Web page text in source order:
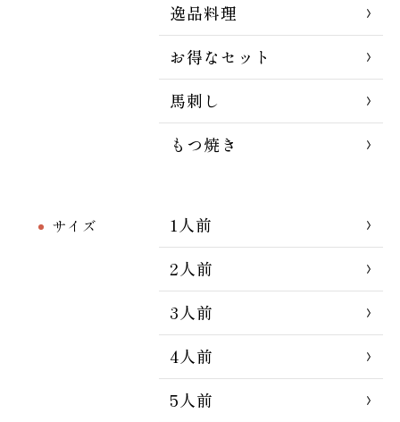
逸品料理
お得なセット
馬刺し
もつ焼き
サイズ
1人前
2人前
3人前
4人前
5人前